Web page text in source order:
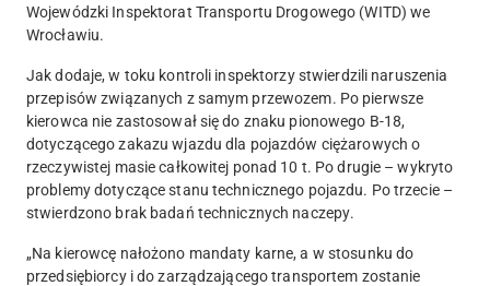
Wojewódzki Inspektorat Transportu Drogowego (WITD) we
Wrocławiu.
Jak dodaje, w toku kontroli inspektorzy stwierdzili naruszenia
przepisów związanych z samym przewozem. Po pierwsze
kierowca nie zastosował się do znaku pionowego B-18,
dotyczącego zakazu wjazdu dla pojazdów ciężarowych o
rzeczywistej masie całkowitej ponad 10 t. Po drugie – wykryto
problemy dotyczącestanu technicznego pojazdu. Po trzecie –
stwierdzono brak badań technicznych naczepy.
„Na kierowcę nałożono mandaty karne, a w stosunku do
przedsiębiorcy i do zarządzającego transportem zostanie